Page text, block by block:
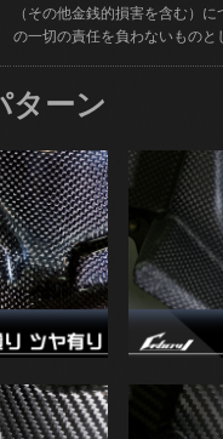
（その他金銭的損害を含む）
の一切の責任を負わないものと
ターン